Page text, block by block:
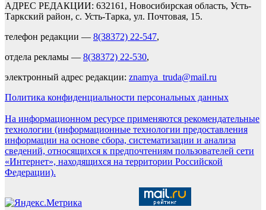
АДРЕС РЕДАКЦИИ: 632161, Новосибирская область, Усть-
Таркский район, с. Усть-Тарка, ул. Почтовая, 15.
телефон редакции — 8(38372) 22-547,
отдела рекламы — 8(38372) 22-530,
электронный адрес редакции: znamya_truda@mail.ru
Политика конфиденциальности персональных данных
На информационном ресурсе применяются рекомендательные
технологии (информационные технологии предоставления
информации на основе сбора, систематизации и анализа
сведений, относящихся к предпочтениям пользователей сети
«Интернет», находящихся на территории Российской
Федерации).